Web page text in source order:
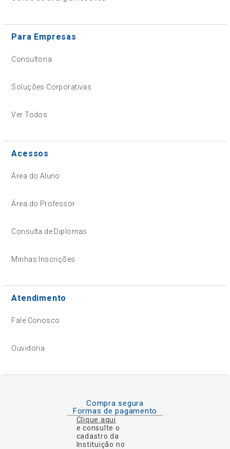
Para Empresas
Consultoria
Soluções Corporativas
Ver Todos
Acessos
Área do Aluno
Área do Professor
Consulta de Diplomas
Minhas Inscrições
Atendimento
Fale Conosco
Ouvidoria
Compra segura
Formas de pagamento
Clique aqui
e consulte o
cadastro da
Instituição no